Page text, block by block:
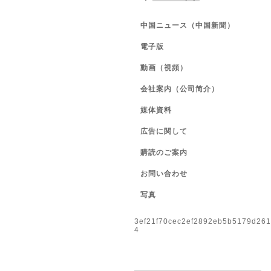
中国ニュース（中国新聞）
電子版
動画（視頻）
会社案内（公司简介）
媒体資料
広告に関して
購読のご案内
お問い合わせ
写真
4